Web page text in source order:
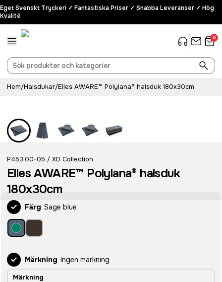
Eget Svenskt Tryckeri ✓ Fantastiska Priser ✓ Snabba Leveranser ✓ Hög
Kvalité
0
Hem/Halsdukar/Elles AWARE™ Polylana® halsduk 180x30cm
P453.00-05 / XD Collection
Elles AWARE™ Polylana® halsduk
180x30cm
Färg Sage blue
Märkning Ingen märkning
Märkning